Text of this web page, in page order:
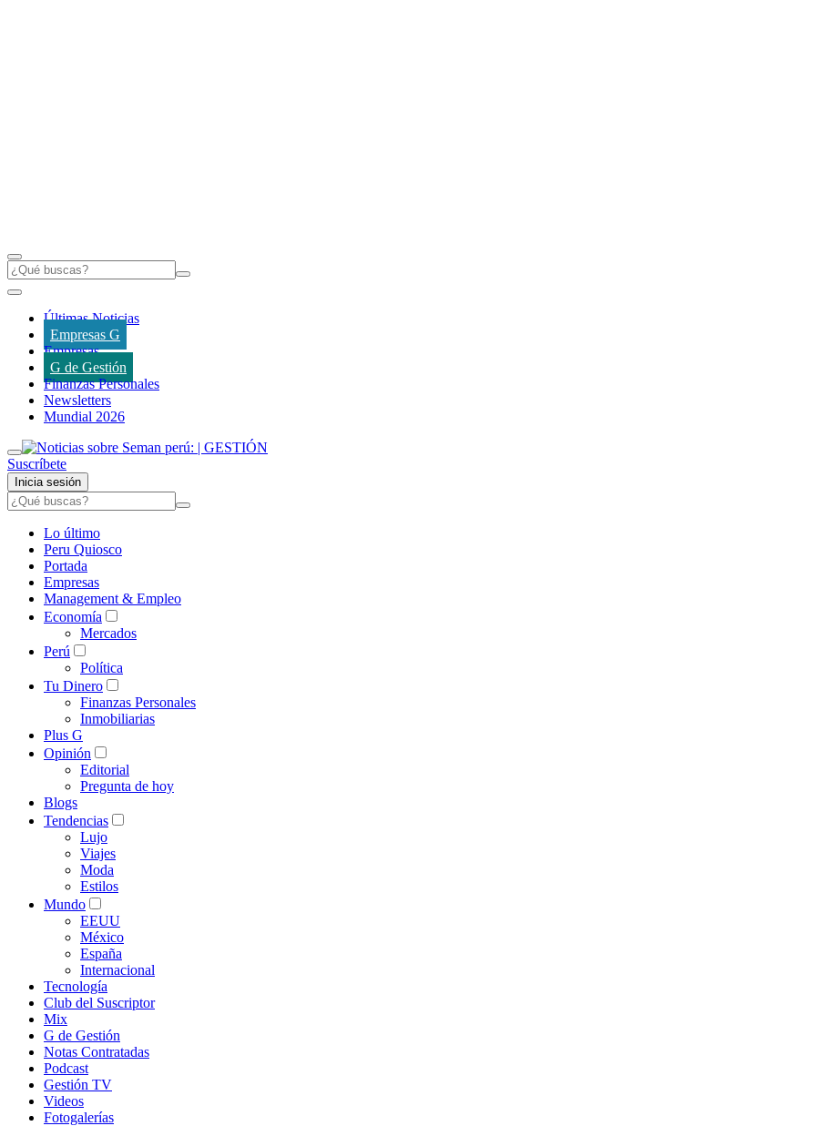
Últimas Noticias
Empresas G
Empresas
G de Gestión
Finanzas Personales
Newsletters
Mundial 2026
Suscríbete
Inicia sesión
Lo último
Peru Quiosco
Portada
Empresas
Management & Empleo
Economía
Mercados
Perú
Política
Tu Dinero
Finanzas Personales
Inmobiliarias
Plus G
Opinión
Editorial
Pregunta de hoy
Blogs
Tendencias
Lujo
Viajes
Moda
Estilos
Mundo
EEUU
México
España
Internacional
Tecnología
Club del Suscriptor
Mix
G de Gestión
Notas Contratadas
Podcast
Gestión TV
Videos
Fotogalerías